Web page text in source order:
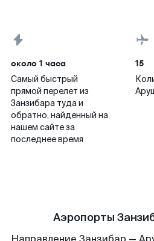
около 1 часа
Самый быстрый
прямой перелет из
Занзибара туда и
обратно, найденный на
нашем сайте за
последнее время
15
Аэропорты